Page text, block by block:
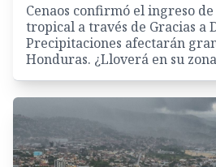
Cenaos confirmó el ingreso
tropical a través de Gracias a
Precipitaciones afectarán
Honduras. ¿Lloverá en su